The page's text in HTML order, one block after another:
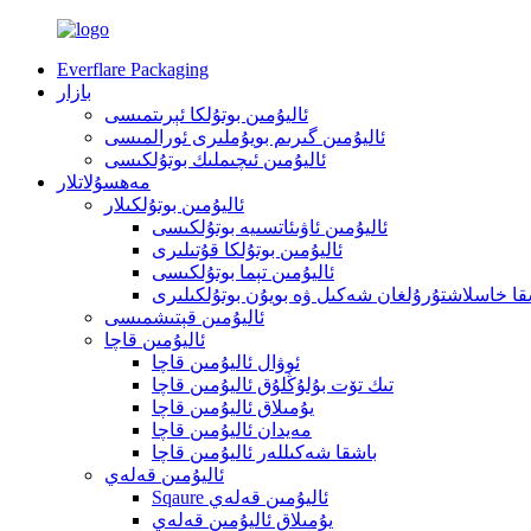
Everflare Packaging
بازار
ئاليۇمىن بوتۇلكا ئېرىتمىسى
ئاليۇمىن گىرىم بويۇملىرى ئورالمىسى
ئاليۇمىن ئىچىملىك ​​بوتۇلكىسى
مەھسۇلاتلار
ئاليۇمىن بوتۇلكىلار
ئاليۇمىن ئاۋىئاتسىيە بوتۇلكىسى
ئاليۇمىن بوتۇلكا قۇتىلىرى
ئاليۇمىن تېما بوتۇلكىسى
خاسلاشتۇرۇلغان شەكىل ۋە بويۇن بوتۇلكىلىرى
ئاليۇمىن قېتىشمىسى
ئاليۇمىن قاچا
ئوۋال ئاليۇمىن قاچا
تىك تۆت بۇلۇڭلۇق ئاليۇمىن قاچا
يۇمىلاق ئاليۇمىن قاچا
مەيدان ئاليۇمىن قاچا
باشقا شەكىللەر ئاليۇمىن قاچا
ئاليۇمىن قەلەي
Sqaure ئاليۇمىن قەلەي
يۇمىلاق ئاليۇمىن قەلەي